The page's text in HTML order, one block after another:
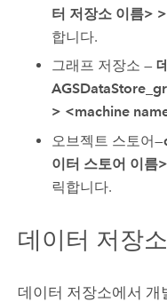
터 저장소 이름> >
합니다.
그래프 저장소 —
> <machine
오브젝트 스토어—
이터 스토어 이름>
릭합니다.
데이터 저장
데이터 저장소에서